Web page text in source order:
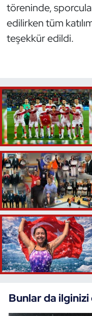
töreninde,
edilirken tüm
teşekkür edildi.
Bunlar da